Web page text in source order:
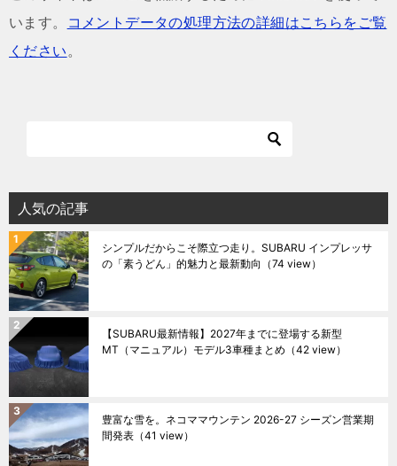
います。
コメントデータの処理方法の詳細はこちらをご覧
ください。
人気の記事
シンプルだからこそ際立つ走り。SUBARU インプレッサ
の「素うどん」的魅力と最新動向 （74 view）
【SUBARU最新情報】2027年までに登場する新型
MT（マニュアル）モデル3車種まとめ （42 view）
豊富な雪を。ネコママウンテン 2026-27 シーズン営業期
間発表 （41 view）